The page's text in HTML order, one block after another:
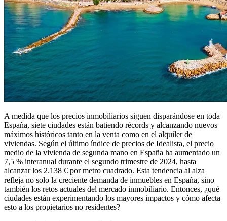
A medida que los precios inmobiliarios siguen disparándose en toda
España, siete ciudades están batiendo récords y alcanzando nuevos
máximos históricos tanto en la venta como en el alquiler de
viviendas. Según el último índice de precios de Idealista, el precio
medio de la vivienda de segunda mano en España ha aumentado un
7,5 % interanual durante el segundo trimestre de 2024, hasta
alcanzar los 2.138 € por metro cuadrado. Esta tendencia al alza
refleja no solo la creciente demanda de inmuebles en España, sino
también los retos actuales del mercado inmobiliario. Entonces, ¿qué
ciudades están experimentando los mayores impactos y cómo afecta
esto a los propietarios no residentes?